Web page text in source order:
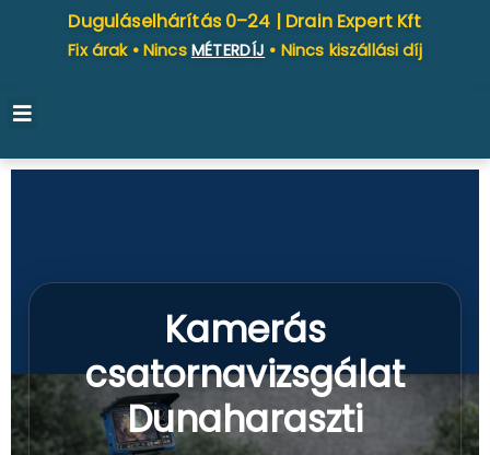
Duguláselhárítás 0–24 | Drain Expert Kft
Fix árak • Nincs MÉTERDÍJ • Nincs kiszállási díj
Kamerás
csatornavizsgálat
Dunaharaszti